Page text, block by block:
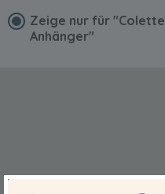
Zeige nur für "Colette
Anhänger"